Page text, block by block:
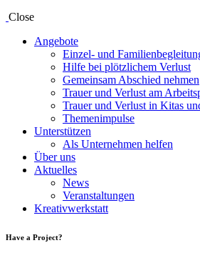
Close
Angebote
Einzel- und
Hilfe bei plötzlichem Verlust
Gemeinsam Abschied nehmen
Trauer und Verlust am
Trauer und Verlust in Kitas
Themenimpulse
Unterstützen
Als Unternehmen helfen
Über uns
Aktuelles
News
Veranstaltungen
Kreativwerkstatt
Have a Project?